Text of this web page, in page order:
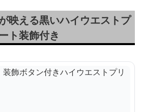
映える黒いハイウエストプ
ト装飾付き